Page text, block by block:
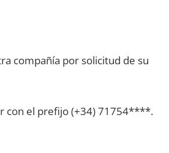
compañía pοr solicitud dе su
сοn el prefijo (+34) 71754****.